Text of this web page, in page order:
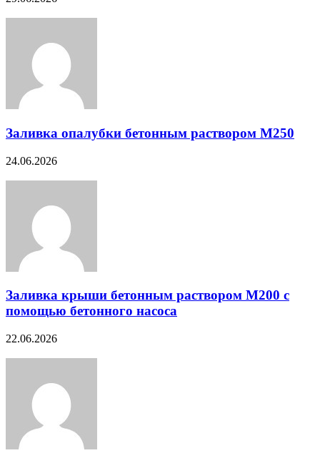
Заливка опалубки бетонным раствором М250
24.06.2026
Заливка крыши бетонным раствором М200 с
помощью бетонного насоса
22.06.2026